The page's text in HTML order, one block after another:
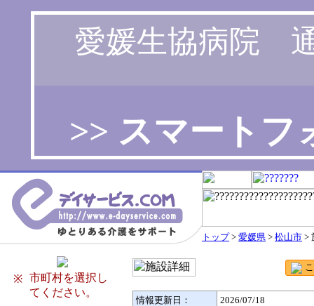
愛媛生協病院
>> スマートフ
トップ> 愛媛県 > 松山市 >
※
市町村を選択し
てください。
情報更新日：
2026/07/18